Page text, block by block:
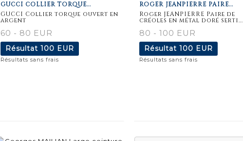
GUCCI COLLIER TORQUE...
GUCCI Collier torque ouvert en
argent
60 - 80 EUR
Résultat 100 EUR
Résultats sans frais
détaillée
ROGER JEANPIERRE PAIRE...
Roger JEANPIERRE Paire de
créoles en métal doré serti...
80 - 100 EUR
Résultat 100 EUR
Résultats sans frais